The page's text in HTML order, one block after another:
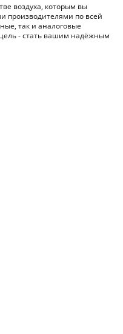
воздуха, которым вы
производителями по всей
так и аналоговые
- стать вашим надёжным